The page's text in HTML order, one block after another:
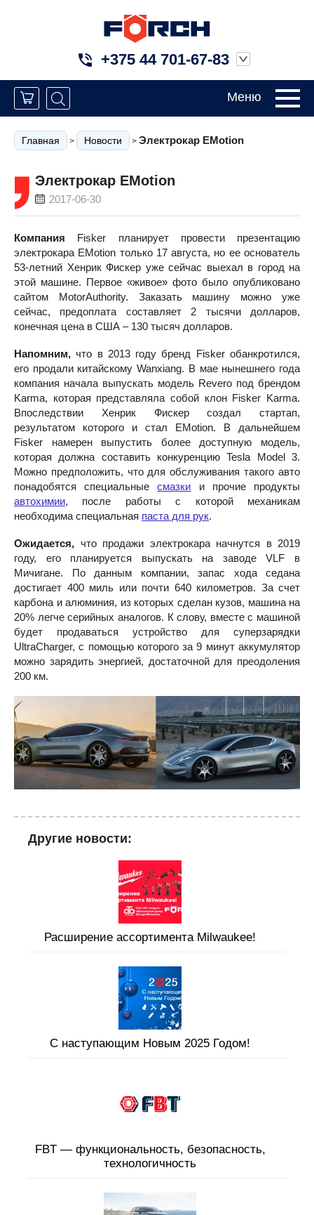
+375 44 701-67-83
Меню
Главная > Новости > Электрокар EMotion
Электрокар EMotion
2017-06-30
Компания Fisker планирует провести презентацию
электрокара EMotion только 17 августа, но ее основатель
53-летний Хенрик Фискер уже сейчас выехал в город на
этой машине. Первое «живое» фото было опубликовано
сайтом МotorАuthority. Заказать машину можно уже
сейчас, предоплата составляет 2 тысячи долларов,
конечная цена в США – 130 тысяч долларов.
Напомним, что в 2013 году бренд Fisker обанкротился,
его продали китайскому Wanxiang. В мае нынешнего года
компания начала выпускать модель Revero под брендом
Karma, которая представляла собой клон Fisker Karma.
Впоследствии Хенрик Фискер создал стартап,
результатом которого и стал EMotion. В дальнейшем
Fisker намерен выпустить более доступную модель,
которая должна составить конкуренцию Tesla Model 3.
Можно предположить, что для обслуживания такого авто
понадобятся специальныесмазки и прочие продукты
автохимии, после работы с которой механикам
необходима специальная паста для рук.
Ожидается, что продажи электрокара начнутся в 2019
году, его планируется выпускать на заводе VLF в
Мичигане. По данным компании, запас хода седана
достигает 400 миль или почти 640 километров. За счет
карбона и алюминия, из которых сделан кузов, машина на
20% легче серийных аналогов. К слову, вместе с машиной
будет продаваться устройство для суперзарядки
UltraCharger, с помощью которого за 9 минут аккумулятор
можно зарядить энергией, достаточной для преодоления
200 км.
Другие новости:
Расширение ассортимента Milwaukee!
C наступающим Новым 2025 Годом!
FBT — функциональность, безопасность,
технологичность